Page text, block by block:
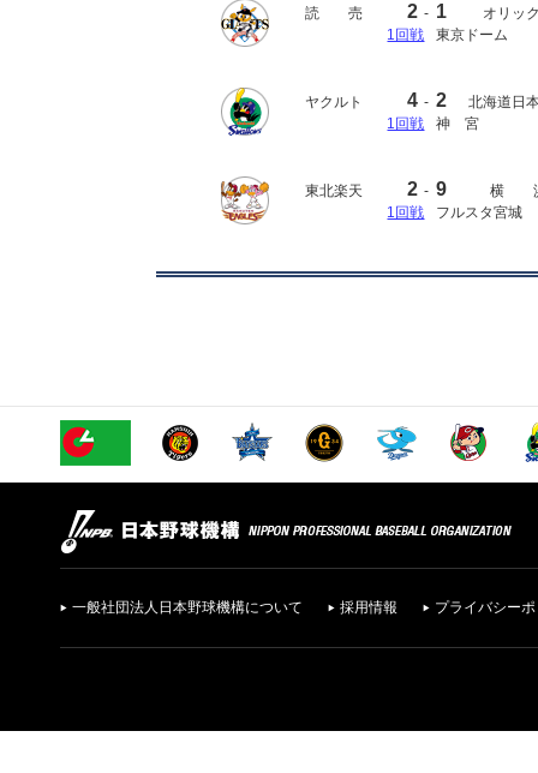
読 売 2 - 1
オリッ
1回戦
東京ドーム
ヤクルト 4 - 2
北海道日
1回戦
神 宮
東北楽天 2 - 9
横
1回戦
フルスタ宮城
一般社団法人日本野球機構について 採用情報 プライバシー